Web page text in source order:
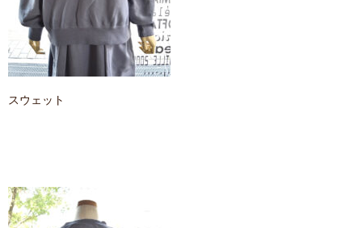
スウェット